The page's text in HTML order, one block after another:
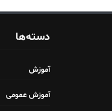
دسته‌ها
آموزش
آموزش عمومی